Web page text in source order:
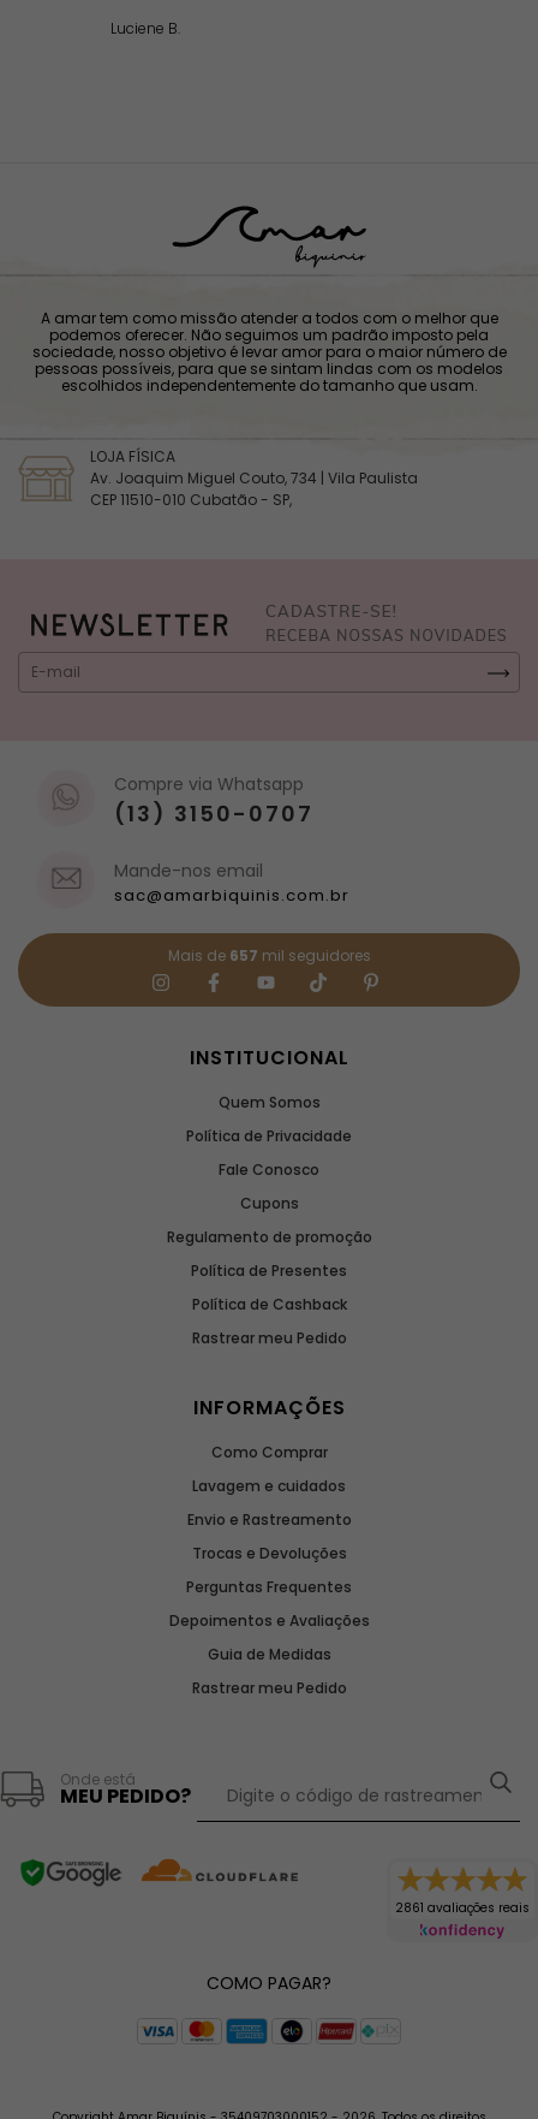
Luciene B.
A amar tem como missão atender a todos com o melhor que
podemos oferecer. Não seguimos um padrão imposto pela
sociedade, nosso objetivo é levar amor para o maior número de
pessoas possíveis, para que se sintam lindas com os modelos
escolhidos independentemente do tamanho que usam.
LOJA FÍSICA
Av. Joaquim Miguel Couto, 734 | Vila Paulista
CEP 11510-010 Cubatão - SP,
Compre via Whatsapp
(13) 3150-0707
Mande-nos email
sac@amarbiquinis.com.br
Mais de 657 mil seguidores
INSTITUCIONAL
Quem Somos
Política de Privacidade
Fale Conosco
Cupons
Regulamento de promoção
Política de Presentes
Política de Cashback
Rastrear meu Pedido
INFORMAÇÕES
Como Comprar
Lavagem e cuidados
Envio e Rastreamento
Trocas e Devoluções
Perguntas Frequentes
Depoimentos e Avaliações
Guia de Medidas
Rastrear meu Pedido
Onde está
MEU PEDIDO?
2861 avaliações reais
COMO PAGAR?